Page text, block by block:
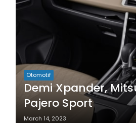
Otomotif
Demi Xpander,
Pajero Sport
March 14, 2023